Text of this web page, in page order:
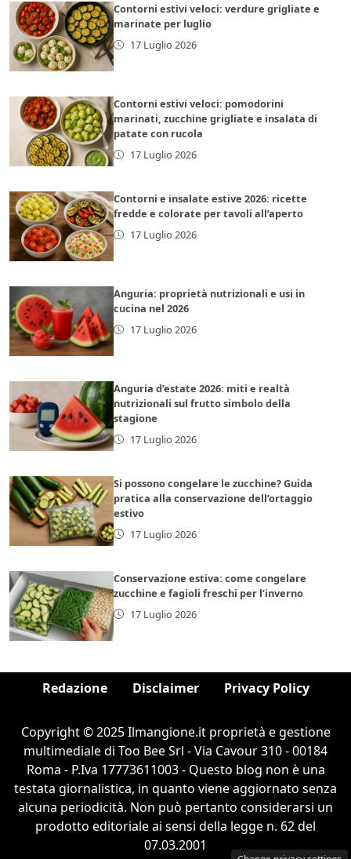
Contorni estivi veloci: verdure grigliate e
marinate per luglio
17 Luglio 2026
Contorni estivi veloci: pomodorini
marinati, zucchine grigliate e insalata di
patate con rucola
17 Luglio 2026
Contorni e insalate estive 2026: ricette
fredde e colorate per tavoli all’aperto
17 Luglio 2026
Anguria: proprietà nutrizionali e usi in
cucina nel 2026
17 Luglio 2026
Anguria d’estate 2026: miti e realtà
nutrizionali sul frutto simbolo della
stagione
17 Luglio 2026
Si possono congelare le zucchine? Guida
pratica alla conservazione dell’ortaggio
estivo
17 Luglio 2026
Conservazione estiva: come congelare
zucchine e fagioli freschi per l’inverno
17 Luglio 2026
Redazione Disclaimer Privacy Policy
Copyright © 2025 Ilmangione.it proprietà e gestione
multimediale di Too Bee Srl - Via Cavour 310 - 00184
Roma - P.Iva 17773611003 - Questo blog non è una
testata giornalistica, in quanto viene aggiornato senza
alcuna periodicità. Non può pertanto considerarsi un
prodotto editoriale ai sensi della legge n. 62 del
07.03.2001